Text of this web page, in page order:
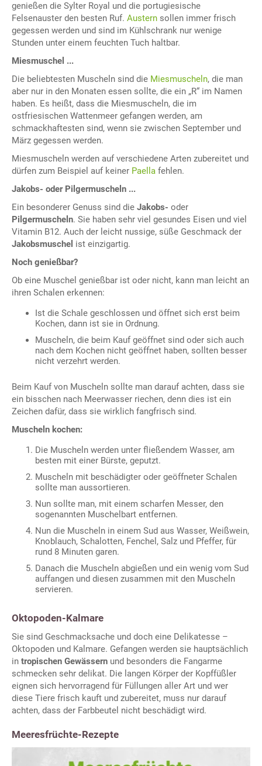
genießen die Sylter Royal und die portugiesische
Felsenauster den besten Ruf. Austern sollen immer frisch
gegessen werden und sind im Kühlschrank nur wenige
Stunden unter einem feuchten Tuch haltbar.
Miesmuschel ...
Die beliebtesten Muscheln sind die Miesmuscheln, die man
aber nur in den Monaten essen sollte, die ein „R“ im Namen
haben. Es heißt, dass die Miesmuscheln, die im
ostfriesischen Wattenmeer gefangen werden, am
schmackhaftesten sind, wenn sie zwischen September und
März gegessen werden.
Miesmuscheln werden auf verschiedene Arten zubereitet und
dürfen zum Beispiel auf keiner Paella fehlen.
Jakobs- oder Pilgermuscheln ...
Ein besonderer Genuss sind die Jakobs- oder
Pilgermuscheln. Sie haben sehr viel gesundes Eisen und viel
Vitamin B12. Auch der leicht nussige, süße Geschmack der
Jakobsmuschel ist einzigartig.
Noch genießbar?
Ob eine Muschel genießbar ist oder nicht, kann man leicht an
ihren Schalen erkennen:
Ist die Schale geschlossen und öffnet sich erst beim
Kochen, dann ist sie in Ordnung.
Muscheln, die beim Kauf geöffnet sind oder sich auch
nach dem Kochen nicht geöffnet haben, sollten besser
nicht verzehrt werden.
Beim Kauf von Muscheln sollte man darauf achten, dass sie
ein bisschen nach Meerwasser riechen, denn dies ist ein
Zeichen dafür, dass sie wirklich fangfrisch sind.
Muscheln kochen:
Die Muscheln werden unter fließendem Wasser, am
besten mit einer Bürste, geputzt.
Muscheln mit beschädigter oder geöffneter Schalen
sollte man aussortieren.
Nun sollte man, mit einem scharfen Messer, den
sogenannten Muschelbart entfernen.
Nun die Muscheln in einem Sud aus Wasser, Weißwein,
Knoblauch, Schalotten, Fenchel, Salz und Pfeffer, für
rund 8 Minuten garen.
Danach die Muscheln abgießen und ein wenig vom Sud
auffangen und diesen zusammen mit den Muscheln
servieren.
Oktopoden-Kalmare
Sie sind Geschmacksache und doch eine Delikatesse –
Oktopoden und Kalmare. Gefangen werden sie hauptsächlich
in tropischen Gewässern und besonders die Fangarme
schmecken sehr delikat. Die langen Körper der Kopffüßler
eignen sich hervorragend für Füllungen aller Art und wer
diese Tiere frisch kauft und zubereitet, muss nur darauf
achten, dass der Farbbeutel nicht beschädigt wird.
Meeresfrüchte-Rezepte